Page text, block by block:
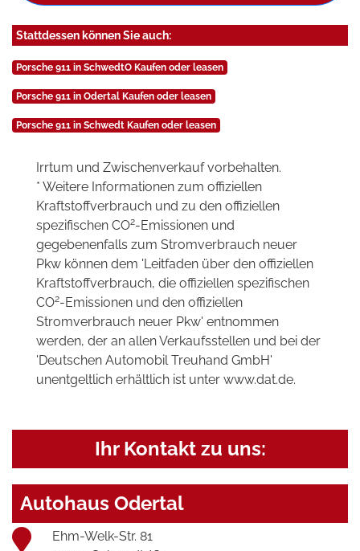
Stattdessen können Sie auch:
Porsche 911 in SchwedtO Kaufen oder leasen
Porsche 911 in Odertal Kaufen oder leasen
Porsche 911 in Schwedt Kaufen oder leasen
Irrtum und Zwischenverkauf vorbehalten.
* Weitere Informationen zum offiziellen
Kraftstoffverbrauch und zu den offiziellen
spezifischen CO2-Emissionen und
gegebenenfalls zum Stromverbrauch neuer
Pkw können dem 'Leitfaden über den offiziellen
Kraftstoffverbrauch, die offiziellen spezifischen
CO2-Emissionen und den offiziellen
Stromverbrauch neuer Pkw' entnommen
werden, der an allen Verkaufsstellen und bei der
'Deutschen Automobil Treuhand GmbH'
unentgeltlich erhältlich ist unter www.dat.de.
Ihr Kontakt zu uns:
Autohaus Odertal
Ehm-Welk-Str. 81